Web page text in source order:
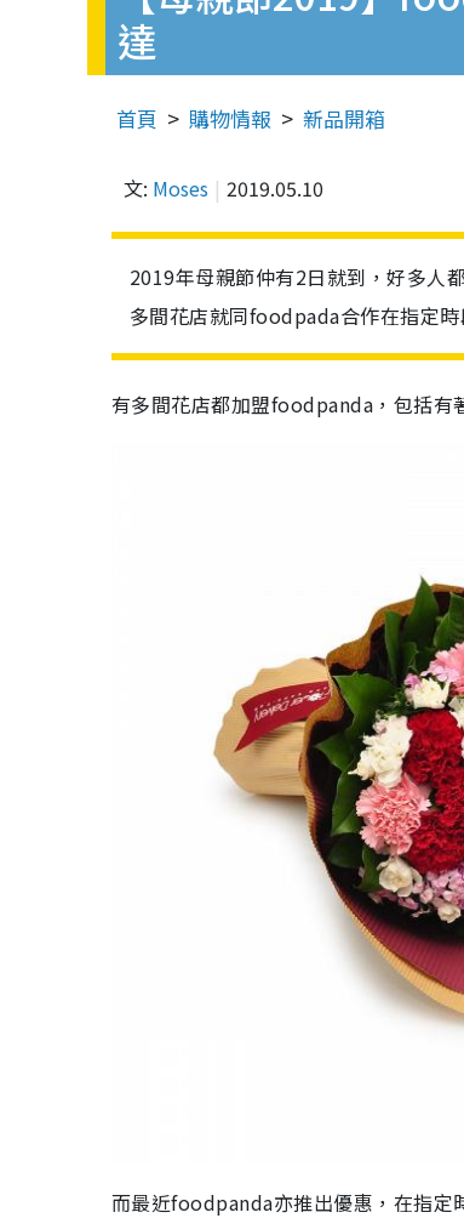
達
首頁 購物情報 新品開箱
文: Moses 2019.05.10
2019年母親節仲有2日就到，好多人
多間花店就同foodpada合作在指定
有多間花店都加盟foodpanda，包括
而最近foodpanda亦推出優惠，在指